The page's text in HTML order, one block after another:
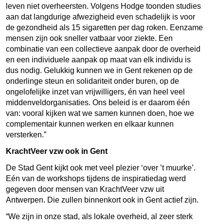
leven niet overheersten. Volgens Hodge toonden studies
aan dat langdurige afwezigheid even schadelijk is voor
de gezondheid als 15 sigaretten per dag roken. Eenzame
mensen zijn ook sneller vatbaar voor ziekte. Een
combinatie van een collectieve aanpak door de overheid
en een individuele aanpak op maat van elk individu is
dus nodig. Gelukkig kunnen we in Gent rekenen op de
onderlinge steun en solidariteit onder buren, op de
ongelofelijke inzet van vrijwilligers, én van heel veel
middenveldorganisaties. Ons beleid is er daarom één
van: vooral kijken wat we samen kunnen doen, hoe we
complementair kunnen werken en elkaar kunnen
versterken.”
KrachtVeer vzw ook in Gent
De Stad Gent kijkt ook met veel plezier ‘over ’t muurke’.
Eén van de workshops tijdens de inspiratiedag werd
gegeven door mensen van KrachtVeer vzw uit
Antwerpen. Die zullen binnenkort ook in Gent actief zijn.
“We zijn in onze stad, als lokale overheid, al zeer sterk